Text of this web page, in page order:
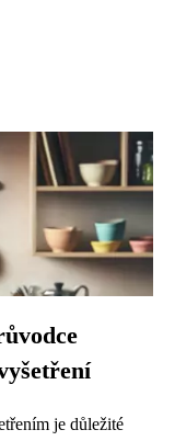
je důležité